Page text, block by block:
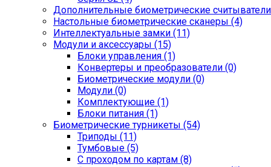
Дополнительные биометрические
Настольные биометрические сканеры (4)
Интеллектуальные замки (11)
Модули и аксессуары (15)
Блоки управления (1)
Конвертеры и преобразователи (0)
Биометрические модули (0)
Модули (0)
Комплектующие (1)
Блоки питания (1)
Биометрические турникеты (54)
Триподы (11)
Тумбовые (5)
С проходом по картам (8)